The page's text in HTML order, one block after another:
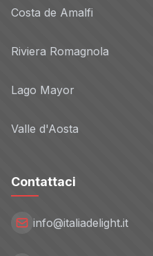
Costa de Amalfi
Riviera Romagnola
Lago Mayor
Valle d'Aosta
Contattaci
info@italiadelight.it